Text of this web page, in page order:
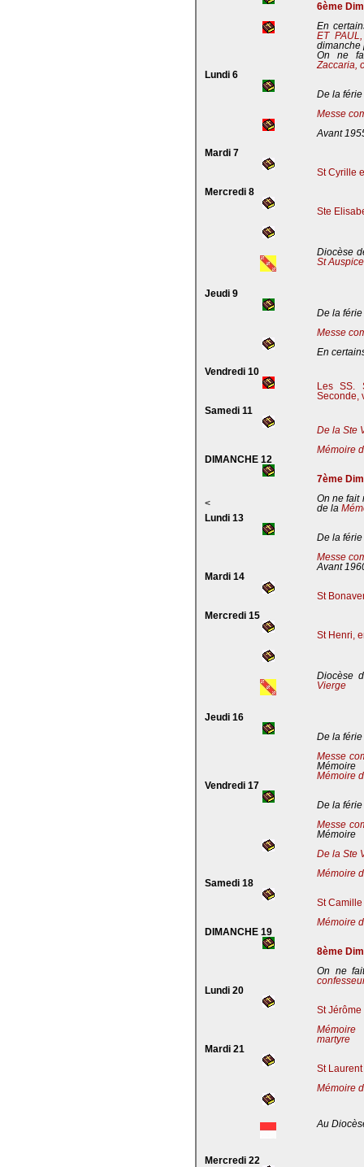
6ème
En
ET
dimanche
On ne
Zaccaria,
Lundi 6
De la férie
Messe
Avant
Mardi 7
St Cyrille
Mercredi 8
Ste
Diocèse
St
Jeudi 9
De la férie
Messe
En
Vendredi 10
Les SS.
Seconde,
Samedi 11
De la Ste
Mémoire
DIMANCHE 12
7ème
<
On ne fait
de la
Lundi 13
De la férie
Messe
Avant
Mardi 14
St
Mercredi 15
St Henri,
Diocèse
Vierge
Jeudi 16
De la férie
Messe
Mémoire
Mémoire
Vendredi 17
De la férie
Messe
Mémoire
De la Ste
Mémoire
Samedi 18
St
Mémoire
DIMANCHE 19
8ème
On ne
Lundi 20
St
Mémoire
martyre
Mardi 21
St
Mémoire
Au
Mercredi 22